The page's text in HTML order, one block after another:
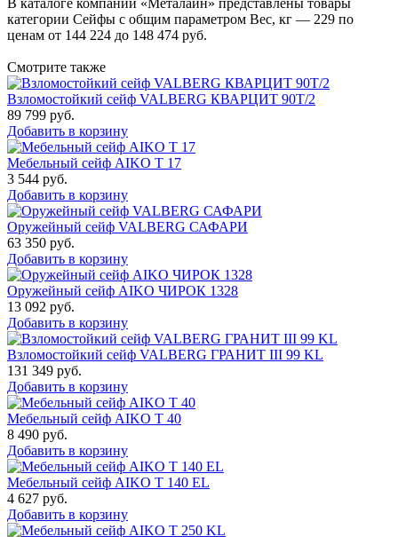
категории Сейфы с общим параметром Вес, кг — 229 по
ценам от 144 224 до 148 474 руб.
Смотрите также
Взломостойкий сейф VALBERG КВАРЦИТ 90Т/2
89 799 руб.
Добавить в корзину
Мебельный сейф AIKO Т 17
3 544 руб.
Добавить в корзину
Оружейный сейф VALBERG САФАРИ
63 350 руб.
Добавить в корзину
Оружейный сейф AIKO ЧИРОК 1328
13 092 руб.
Добавить в корзину
Взломостойкий сейф VALBERG ГРАНИТ III 99 KL
131 349 руб.
Добавить в корзину
Мебельный сейф AIKO Т 40
8 490 руб.
Добавить в корзину
Мебельный сейф AIKO T 140 EL
4 627 руб.
Добавить в корзину